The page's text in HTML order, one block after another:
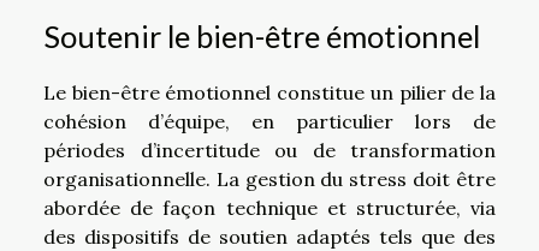
Soutenir le bien-être émotionnel
Le bien-être émotionnel constitue un pilier de la
cohésion d’équipe, en particulier lors de
périodes d’incertitude ou de transformation
organisationnelle. La gestion du stress doit être
abordée de façon technique et structurée, via
des dispositifs de soutien adaptés tels que des